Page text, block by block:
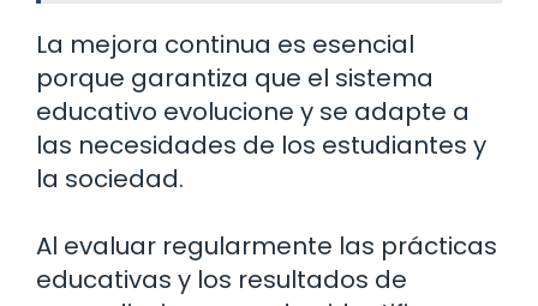
La mejora continua es esencial
porque garantiza que el sistema
educativo evolucione y se adapte a
las necesidades de los estudiantes y
la sociedad.
Al evaluar regularmente las prácticas
educativas y los resultados de